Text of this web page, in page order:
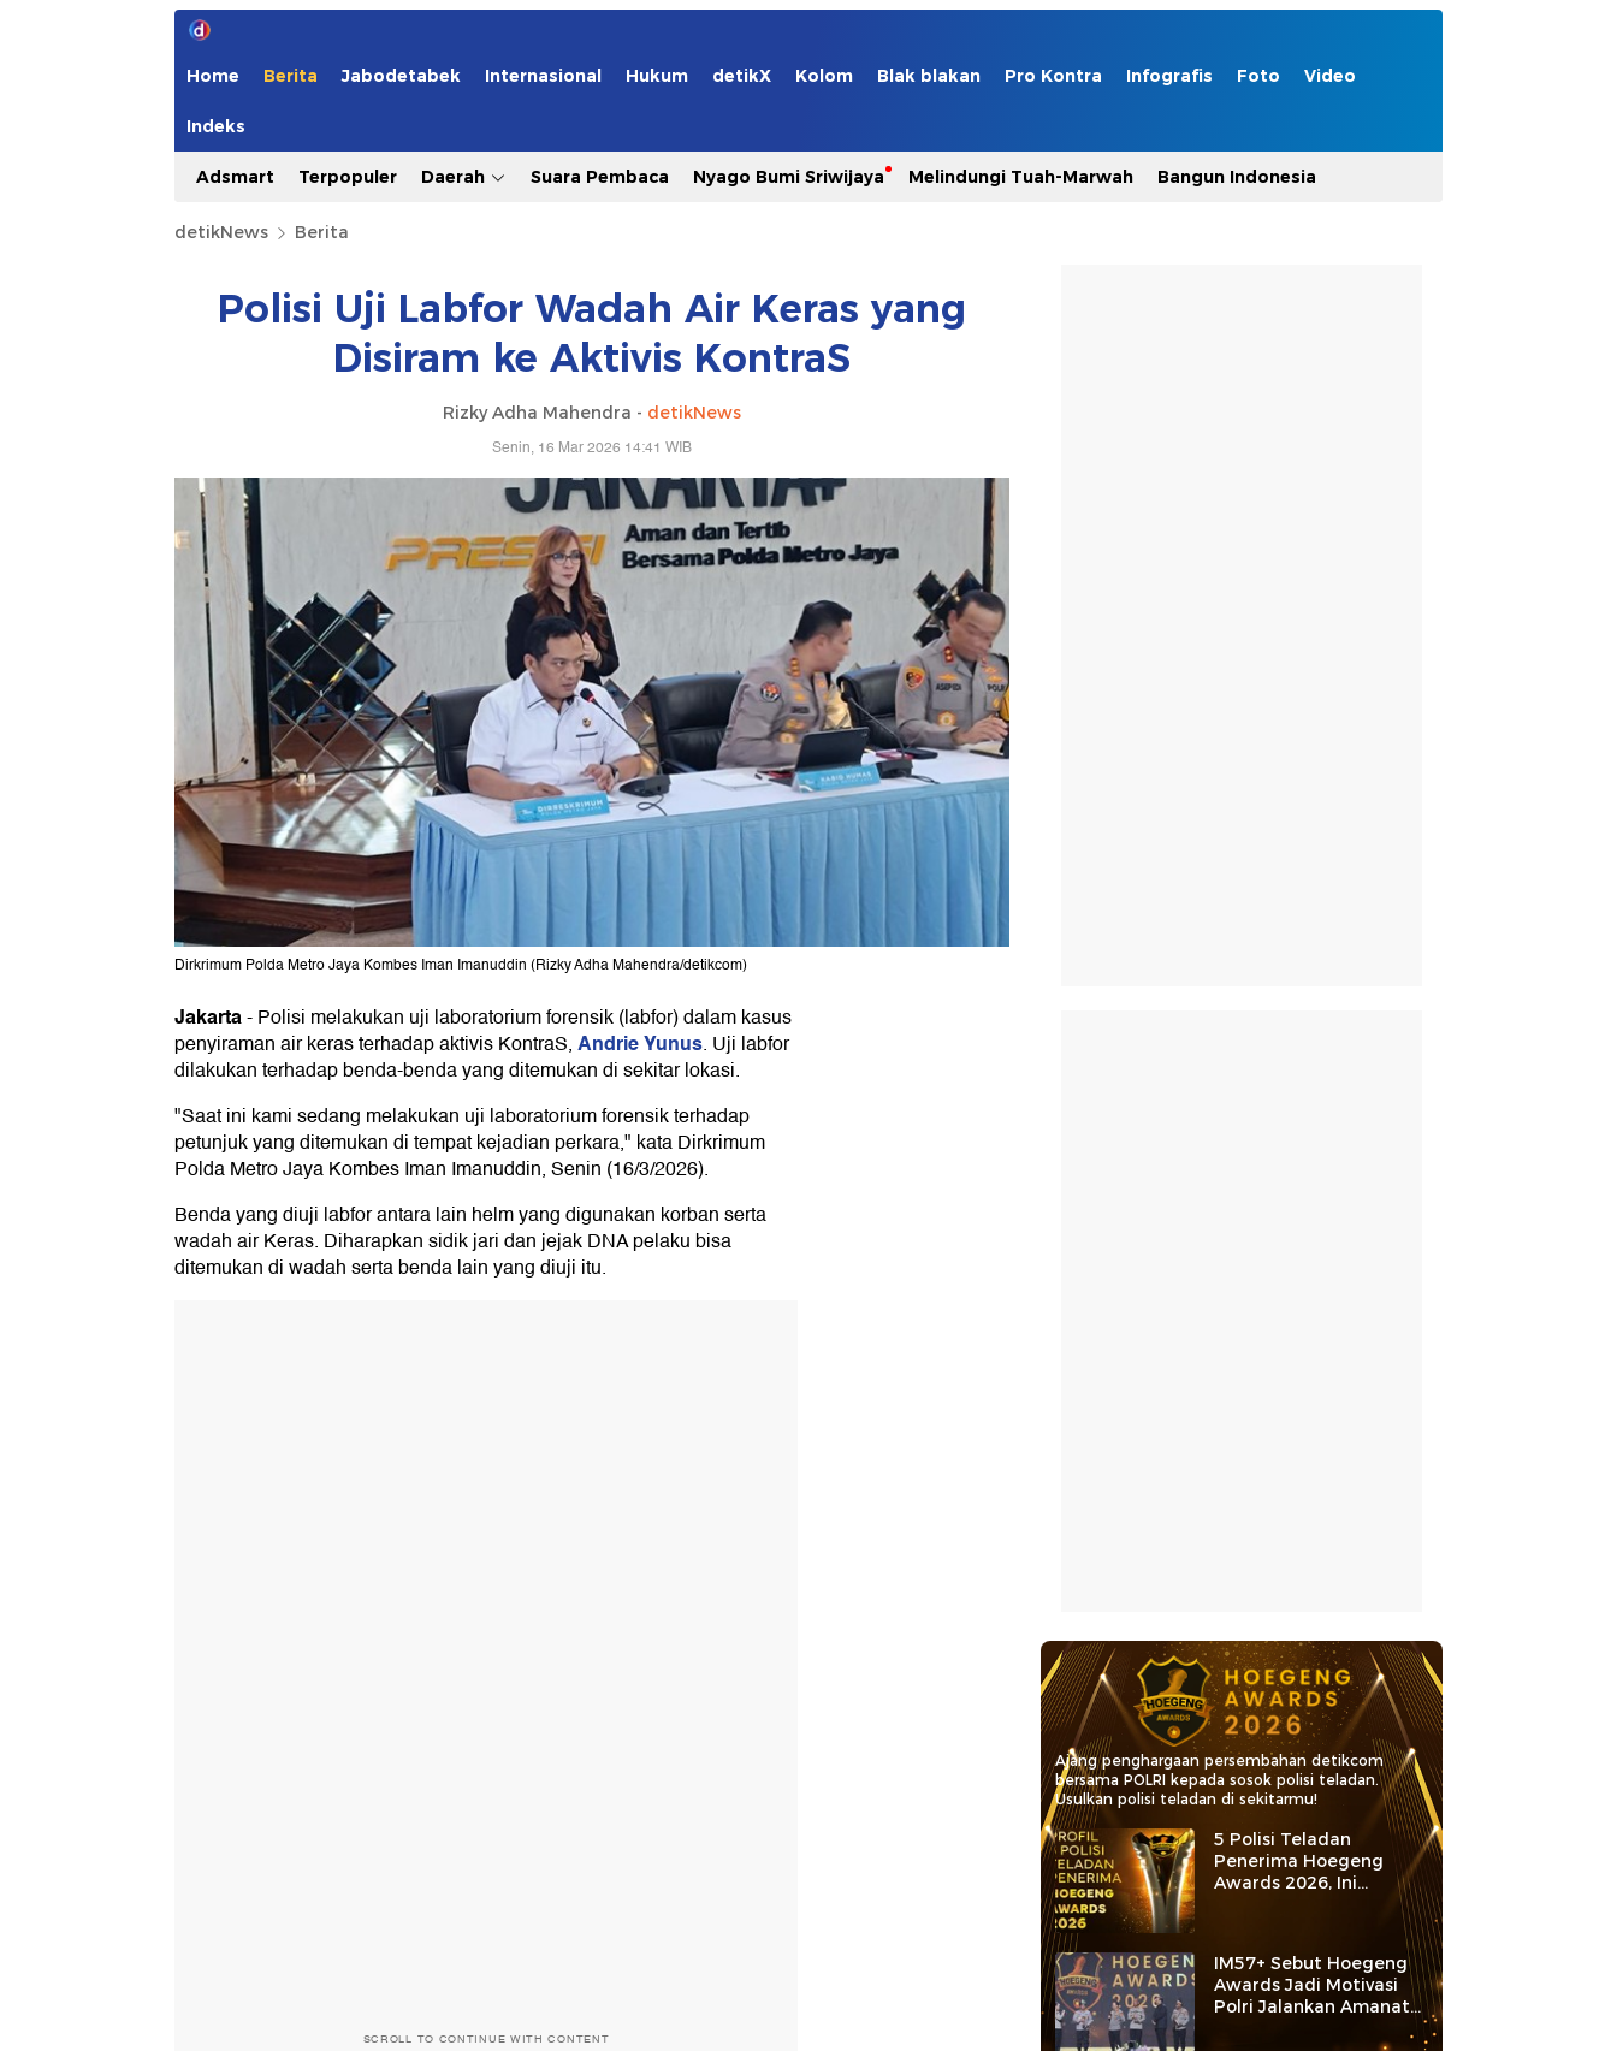
Home Berita Jabodetabek Internasional Hukum detikX Kolom Blak blakan Pro Kontra Infografis Foto Video
Indeks
Adsmart Terpopuler Daerah Suara Pembaca Nyago Bumi Sriwijaya Melindungi Tuah-Marwah Bangun Indonesia
detikNews Berita
Polisi Uji Labfor Wadah Air Keras yang
Disiram ke Aktivis KontraS
Rizky Adha Mahendra - detikNews
Senin, 16 Mar 2026 14:41 WIB
Dirkrimum Polda Metro Jaya Kombes Iman Imanuddin (Rizky Adha Mahendra/detikcom)
Jakarta-Polisi melakukan uji laboratorium forensik (labfor) dalam kasus
penyiraman air keras terhadap aktivis KontraS,Andrie Yunus. Uji labfor
dilakukan terhadap benda-benda yang ditemukan di sekitar lokasi.
"Saat ini kami sedang melakukan uji laboratorium forensik terhadap
petunjuk yang ditemukan di tempat kejadian perkara," kata Dirkrimum
Polda Metro Jaya Kombes Iman Imanuddin, Senin (16/3/2026).
Benda yang diuji labfor antara lain helm yang digunakan korban serta
wadah air Keras. Diharapkan sidik jari dan jejak DNA pelaku bisa
ditemukan di wadah serta benda lain yang diuji itu.
SCROLL TO CONTINUE WITH CONTENT
Ajang penghargaan persembahan detikcom
bersama POLRI kepada sosok polisi teladan.
Usulkan polisi teladan di sekitarmu!
5 Polisi Teladan
Penerima Hoegeng
Awards 2026, Ini
Kategori dan Kiprahnya
IM57+ Sebut Hoegeng
Awards Jadi Motivasi
Polri Jalankan Amanat